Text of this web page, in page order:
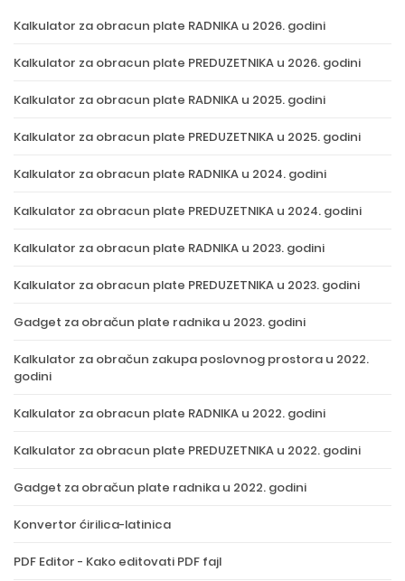
Kalkulator za obracun plate RADNIKA u 2026. godini
Kalkulator za obracun plate PREDUZETNIKA u 2026. godini
Kalkulator za obracun plate RADNIKA u 2025. godini
Kalkulator za obracun plate PREDUZETNIKA u 2025. godini
Kalkulator za obracun plate RADNIKA u 2024. godini
Kalkulator za obracun plate PREDUZETNIKA u 2024. godini
Kalkulator za obracun plate RADNIKA u 2023. godini
Kalkulator za obracun plate PREDUZETNIKA u 2023. godini
Gadget za obračun plate radnika u 2023. godini
Kalkulator za obračun zakupa poslovnog prostora u 2022.
godini
Kalkulator za obracun plate RADNIKA u 2022. godini
Kalkulator za obracun plate PREDUZETNIKA u 2022. godini
Gadget za obračun plate radnika u 2022. godini
Konvertor ćirilica-latinica
PDF Editor - Kako editovati PDF fajl